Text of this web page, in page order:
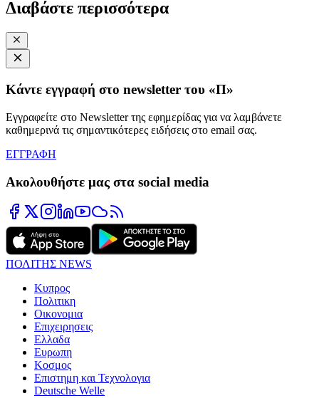
Διαβάστε περισσότερα
Κάντε εγγραφή στο newsletter του «Π»
Εγγραφείτε στο Newsletter της εφημερίδας για να λαμβάνετε
καθημερινά τις σημαντικότερες ειδήσεις στο email σας.
ΕΓΓΡΑΦΗ
Ακολουθήστε μας στα social media
ΠΟΛΙΤΗΣ NEWS
Κυπρος
Πολιτικη
Οικονομια
Επιχειρησεις
Ελλαδα
Ευρωπη
Κοσμος
Επιστημη και Τεχνολογια
Deutsche Welle